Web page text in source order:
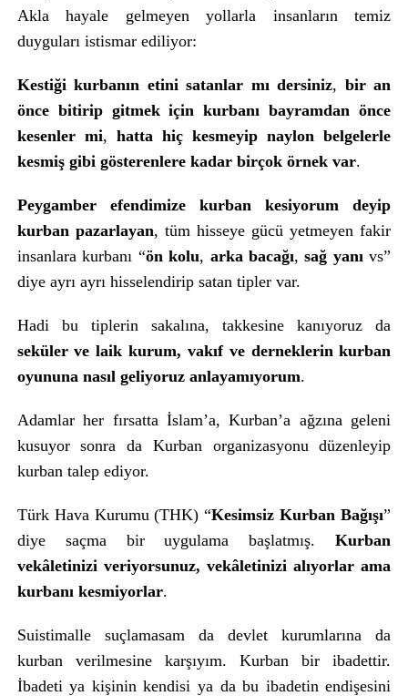
Akla hayale gelmeyen yollarla insanların temiz
duyguları istismar ediliyor:
Kestiği kurbanın etini satanlar mı dersiniz, bir an
önce bitirip gitmek için kurbanı bayramdan önce
kesenler mi, hatta hiç kesmeyip naylon belgelerle
kesmiş gibi gösterenlere kadar birçok örnek var.
Peygamber efendimize kurban kesiyorum deyip
kurban pazarlayan, tüm hisseye gücü yetmeyen fakir
insanlara kurbanı “ön kolu, arka bacağı,sağ yanıvs”
diye ayrı ayrı hisselendirip satan tipler var.
Hadi bu tiplerin sakalına, takkesine kanıyoruz da
seküler ve laik kurum, vakıf ve derneklerin kurban
oyununa nasıl geliyoruz anlayamıyorum.
Adamlar her fırsatta İslam’a, Kurban’a ağzına geleni
kusuyor sonra da Kurban organizasyonu düzenleyip
kurban talep ediyor.
Türk Hava Kurumu (THK) “Kesimsiz Kurban Bağışı”
diye saçma bir uygulama başlatmış.Kurban
vekâletinizi veriyorsunuz, vekâletinizi alıyorlar ama
kurbanı kesmiyorlar.
Suistimalle suçlamasam da devlet kurumlarına da
kurban verilmesine karşıyım. Kurban bir ibadettir.
İbadeti ya kişinin kendisi ya da bu ibadetin endişesini